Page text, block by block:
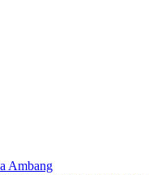
Ambang